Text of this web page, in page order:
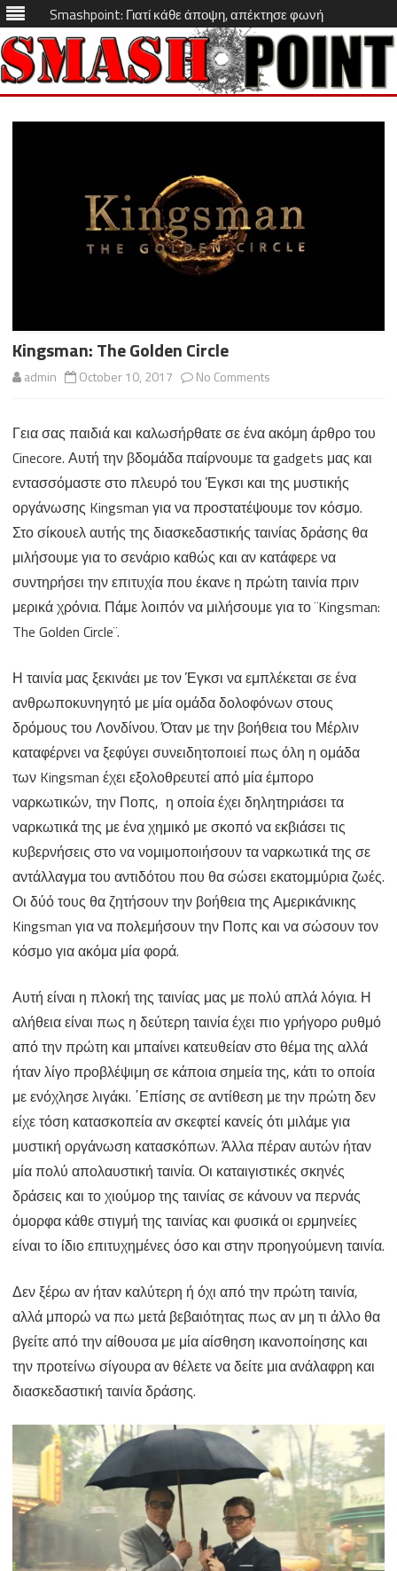
Smashpoint: Γιατί κάθε άποψη, απέκτησε φωνή
Skip
Kingsman: The Golden Circle
admin October 10, 2017 No Comments
The
Golden
Γεια σας παιδιά και καλωσήρθατε σε ένα ακόμη άρθρο του
Cinecore. Αυτή την βδομάδα παίρνουμε τα gadgets μας και
εντασσόμαστε στο πλευρό του Έγκσι και της μυστικής
οργάνωσης Kingsman για να προστατέψουμε τον κόσμο.
Στο σίκουελ αυτής της διασκεδαστικής ταινίας δράσης θα
μιλήσουμε για το σενάριο καθώς και αν κατάφερε να
συντηρήσει την επιτυχία που έκανε η πρώτη ταινία πριν
μερικά χρόνια. Πάμε λοιπόν να μιλήσουμε για το ¨Kingsman:
The Golden Circle¨.
Η ταινία μας ξεκινάει με τον Έγκσι να εμπλέκεται σε ένα
ανθρωποκυνηγητό με μία ομάδα δολοφόνων στους
δρόμους του Λονδίνου. Όταν με την βοήθεια του Μέρλιν
καταφέρνει να ξεφύγει συνειδητοποιεί πως όλη η ομάδα
των Kingsman έχει εξολοθρευτεί από μία έμπορο
ναρκωτικών, την Ποπς, η οποία έχει δηλητηριάσει τα
ναρκωτικά της με ένα χημικό με σκοπό να εκβιάσει τις
κυβερνήσεις στο να νομιμοποιήσουν τα ναρκωτικά της σε
αντάλλαγμα του αντιδότου που θα σώσει εκατομμύρια ζωές.
Οι δύό τους θα ζητήσουν την βοήθεια της Αμερικάνικης
Kingsman για να πολεμήσουν την Ποπς και να σώσουν τον
κόσμο για ακόμα μία φορά.
Αυτή είναι η πλοκή της ταινίας μας με πολύ απλά λόγια. Η
αλήθεια είναι πως η δεύτερη ταινία έχει πιο γρήγορο ρυθμό
από την πρώτη και μπαίνει κατευθείαν στο θέμα της αλλά
ήταν λίγο προβλέψιμη σε κάποια σημεία της, κάτι το οποία
με ενόχλησε λιγάκι. ΄Επίσης σε αντίθεση με την πρώτη δεν
είχε τόση κατασκοπεία αν σκεφτεί κανείς ότι μιλάμε για
μυστική οργάνωση κατασκόπων. Άλλα πέραν αυτών ήταν
μία πολύ απολαυστική ταινία. Οι καταιγιστικές σκηνές
δράσεις και το χιούμορ της ταινίας σε κάνουν να περνάς
όμορφα κάθε στιγμή της ταινίας και φυσικά οι ερμηνείες
είναι το ίδιο επιτυχημένες όσο και στην προηγούμενη ταινία.
Δεν ξέρω αν ήταν καλύτερη ή όχι από την πρώτη ταινία,
αλλά μπορώ να πω μετά βεβαιότητας πως αν μη τι άλλο θα
βγείτε από την αίθουσα με μία αίσθηση ικανοποίησης και
την προτείνω σίγουρα αν θέλετε να δείτε μια ανάλαφρη και
διασκεδαστική ταινία δράσης.